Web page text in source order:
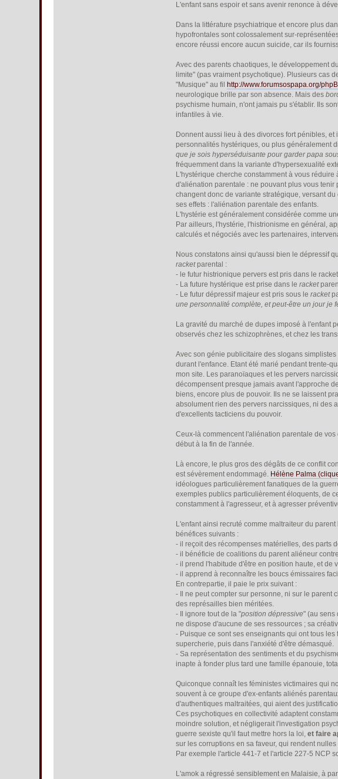
L'enfant sans espoir et sans avenir renonce à
Dans la littérature psychiatrique et encore plus
hypofrontales sont colossalement sur-
encore réussi encore aucun suicide, car ils
Avec des parents chaotiques, le développement
limite" (pas vraiment psychotique). Plusieurs cas
"Musique" au fil
http://www.forumsospapa.org/
neurologique brille par son absence. Mais des
psychisme humain, n'ont jamais pu s'établir. Ils
infantiles à vie.
Donnent aussi lieu à des divorces fort pénibles,
personnalités hystériques, ou plus généralement
que je sois hyperséduisante pour garder papa
fréquemment dans la variante d'hypersexualité
L'hystérique cherche constamment à vous
d'aliénation parentale : ne pouvant plus vous
changent donc de variante stratégique, versant
ses effets : l'aliénation parentale des enfants.
L'hystérie est généralement considérée comme
Par ailleurs, l'hystérie, l'histrionisme en général,
calculés et négociés avec les partenaires,
Nous constatons ainsi qu'aussi bien le dépressif
racketparental :
- le futur histrionique pervers est pris dans le
- La future hystérique est prise dans leracket
- Le futur dépressif majeur est pris sous leracket
une personnalité complète, et peut-être un jour je
La gravité du marché de dupes imposé à l'enfant
observés chez les schizophrènes, et chez les
Avec son génie publicitaire des slogans
durant l'enfance. Etant été marié pendant trente-
mon site. Les paranoïaques et les pervers
décompensent presque jamais avant l'approche
biens, encore plus de pouvoir. Ils ne se laissent
absolument rien des pervers narcissiques, ni des
d'excellents tacticiens du pouvoir.
Ceux-là commencent l'aliénation parentale de
début à la fin de l'année.
Là encore, le plus gros des dégâts de ce conflit
est sévèrement endommagé. Hélène Palma
idéologues particulièrement fanatiques de la
exemples publics particulièrement éloquents, de
constamment à l'agresseur, et à agresser
L'enfant ainsi recruté comme maltraiteur du
bénéfices suivants :
- il reçoit des récompenses matérielles, des parts
- il bénéficie de coalitions du parent aliéneur
- il prend l'habitude d'être en position haute, et de
- il apprend à reconnaître les boucs émissaires
En contrepartie, il paie le prix suivant :
- Il ne peut compter sur personne, ni sur le parent
des représailles bien méritées.
- Il ignore tout de la "position dépressive" (au sens
ne dispose d'aucune de ses ressources ; sa
- Puisque ce sont ses enseignants qui ont tous
supercherie, puis dans l'anxiété d'être démasqué.
- Sa représentation des sentiments et du
inapte à fonder plus tard une famille épanouie,
Quiconque connaît les féministes victimaires qui
souvent à ce groupe d'ex-enfants aliénés
d'authentiques maltraitées, qui aient des
Ces psychotiques en collectivité adaptent
moindre solution, et négligerait l'investigation
guerre sexiste qu'il faut mettre hors la loi,et faire
sur les corruptions en sa faveur, qui rendent
Par exemple l'article 441-7 et l'article 227-5 NCP
L'amok a régressé sensiblement en Malaisie, à